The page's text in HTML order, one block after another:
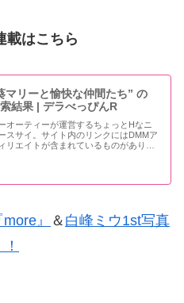
載はこちら
マリーと愉快な仲間たち” の
結果 | デラべっぴんR
オーティーが運営するちょっとHなニ
スサイ。サイト内のリンクにはDMMア
リエイトが含まれているものがありま
』 ＆ 白峰ミウ1st写真